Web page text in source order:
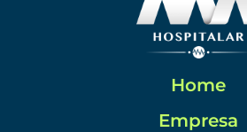
Home
Empresa